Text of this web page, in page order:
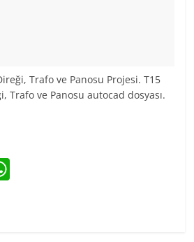
Trafo ve Panosu Projesi. T15
Trafo ve Panosu autocad dosyası.